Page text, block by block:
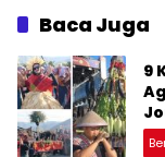
DPR RI
Nasution
Baca Juga
9